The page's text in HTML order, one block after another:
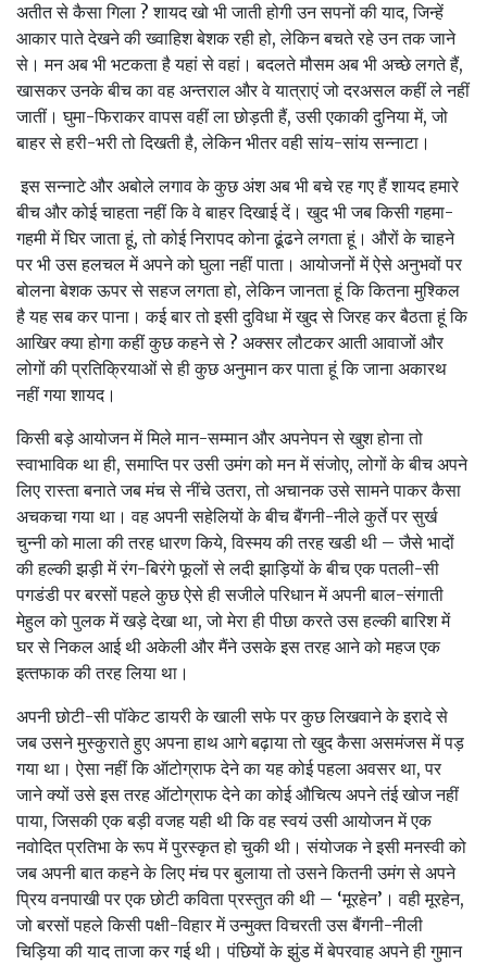
अतीत से कैसा गिला ? शायद खो भी जाती होगी उन सपनों की याद, जिन्‍हें
आकार पाते देखने की ख्‍वाहिश बेशक रही हो, लेकिन बचते रहे उन तक जाने
से। मन अब भी भटकता है यहां से वहां। बदलते मौसम अब भी अच्‍छे लगते हैं,
खासकर उनके बीच का वह अन्‍तराल और वे यात्राएं जो दरअसल कहीं ले नहीं
जातीं। घुमा-फिराकर वापस वहीं ला छोड़ती हैं, उसी एकाकी दुनिया में, जो
बाहर से हरी-भरी तो दिखती है, लेकिन भीतर वही सांय-सांय सन्‍नाटा।
इस सन्‍नाटे और अबोले लगाव के कुछ अंश अब भी बचे रह गए हैं शायद हमारे
बीच और कोई चाहता नहीं कि वे बाहर दिखाई दें। खुद भी जब किसी गहमा-
गहमी में घिर जाता हूं, तो कोई निरापद कोना ढूंढने लगता हूं। औरों के चाहने
पर भी उस हलचल में अपने को घुला नहीं पाता। आयोजनों में ऐसे अनुभवों पर
बोलना बेशक ऊपर से सहज लगता हो, लेकिन जानता हूं कि कितना मुश्किल
है यह सब कर पाना। कई बार तो इसी दुविधा में खुद से जिरह कर बैठता हूं कि
आखिर क्‍या होगा कहीं कुछ कहने से ? अक्‍सर लौटकर आती आवाजों और
लोगों की प्रतिक्रियाओं से ही कुछ अनुमान कर पाता हूं कि जाना अकारथ
नहीं गया शायद।
किसी बड़े आयोजन में मिले मान-सम्‍मान और अपनेपन से खुश होना तो
स्‍वा‍भाविक था ही, समाप्ति पर उसी उमंग को मन में संजोए, लोगों के बीच अपने
लिए रास्‍ता बनाते जब मंच से नींचे उतरा, तो अचानक उसे सामने पाकर कैसा
अचकचा गया था। वह अपनी सहेलियों के बीच बैंगनी-नीले कुर्ते पर सुर्ख
चुन्‍नी को माला की तरह धारण किये, विस्‍मय की तरह खडी थी – जैसे भादों
की हल्‍की झड़ी में रंग-बिरंगे फूलों से लदी झाड़ियों के बीच एक पतली-सी
पगडंडी पर बरसों पहले कुछ ऐसे ही सजीले परिधान में अपनी बाल-संगाती
मेहुल को पुलक में खड़े देखा था, जो मेरा ही पीछा करते उस हल्‍की बारिश में
घर से निकल आई थी अकेली और मैंने उसके इस तरह आने को महज एक
इत्‍तफाक की तरह लिया था।
अपनी छोटी-सी पॉकेट डायरी के खाली सफे पर कुछ लिखवाने के इरादे से
जब उसने मुस्‍कुराते हुए अपना हाथ आगे बढ़ाया तो खुद कैसा असमंजस में पड़
गया था। ऐसा नहीं कि ऑटोग्राफ देने का यह कोई पहला अवसर था, पर
जाने क्‍यों उसे इस तरह ऑटोग्राफ देने का कोई औचित्‍य अपने तंई खोज नहीं
पाया, जिसकी एक बड़ी वजह यही थी कि वह स्‍वयं उसी आयोजन में एक
नवोदित प्रतिभा के रूप में पुरस्‍कृत हो चुकी थी। संयोजक ने इसी मनस्‍वी को
जब अपनी बात कहने के लिए मंच पर बुलाया तो उसने कितनी उमंग से अपने
प्रिय वनपाखी पर एक छोटी कविता प्रस्‍तुत की थी – ‘मूरहेन’। वही मूरहेन,
जो बरसों पहले किसी पक्षी-विहार में उन्‍मुक्‍त विचरती उस बैंगनी-नीली
चिड़िया की याद ताजा कर गई थी। पंछियों के झुंड में बेपरवाह अपने ही गुमान